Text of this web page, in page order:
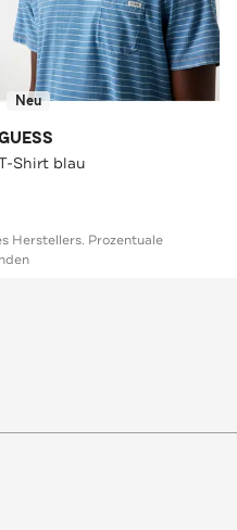
Neu
Shirt blau
Herstellers. Prozentuale